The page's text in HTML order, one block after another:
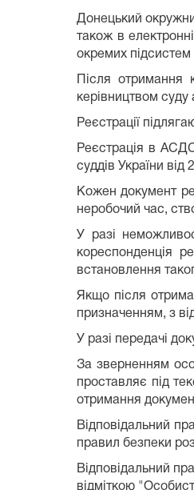
Донецький
також в
окремих
Після отримання
керівництвом суду
Реєстрації
Реєстрація в
суддів України
Кожен документ
неробочий час,
У разі
кореспонденція
встановлення
Якщо після
призначенням, з
У разі передачі
За зверненням
проставляє під
отримання
Відповідальний
правил безпеки
Відповідальний
відміткою